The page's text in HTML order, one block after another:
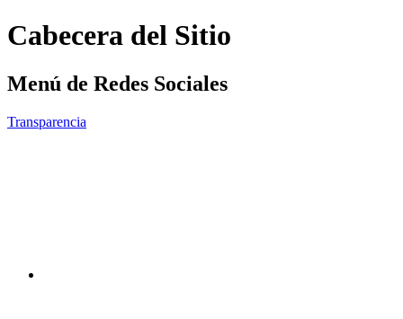
Cabecera del Sitio
Menú de Redes Sociales
Transparencia